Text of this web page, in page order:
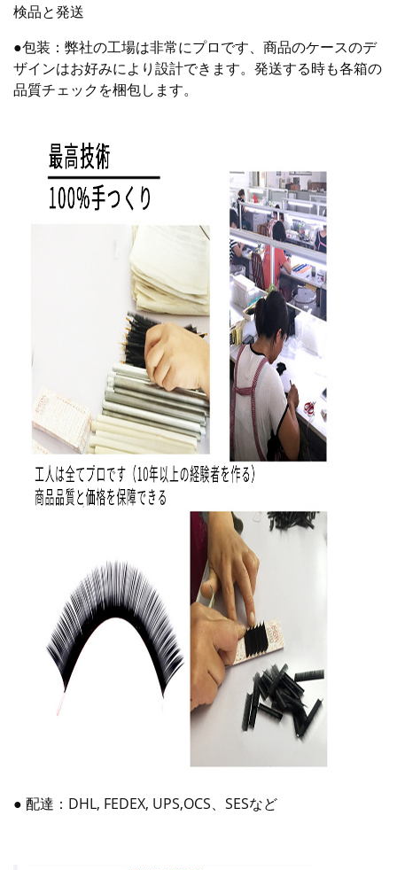
検品と発送
●包装：弊社の工場は非常にプロです、商品のケースのデ
ザインはお好みにより設計できます。発送する時も各箱の
品質チェックを梱包します。
● 配達：DHL, FEDEX, UPS,OCS、SESなど